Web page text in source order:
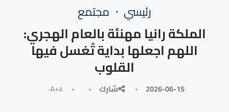
رئيسي مجتمع
الملكة رانيا مهنئة بالعام الهجري:
اللهم اجعلها بداية تُغسل فيها
القلوب
2026-06-15 شارك A+A-